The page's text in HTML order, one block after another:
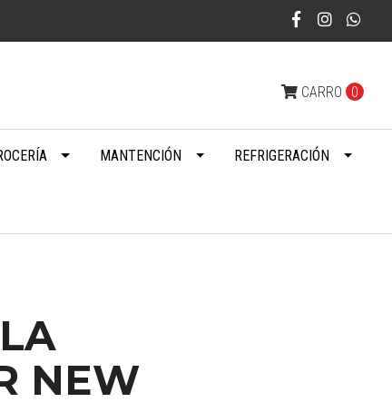
CARRO 0
MANTENCIÓN REFRIGERACIÓN
NEW